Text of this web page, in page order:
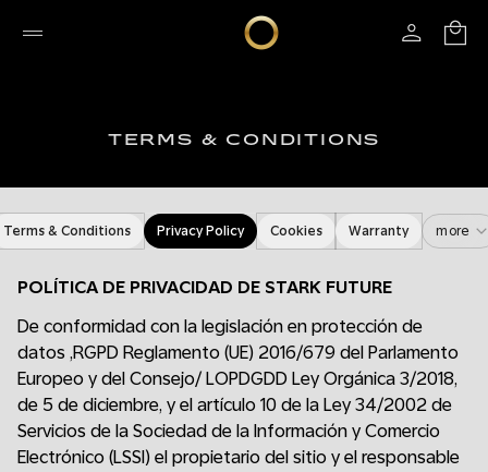
TERMS & CONDITIONS
Terms & Conditions Privacy Policy Cookies Warranty more
POLÍTICA DE PRIVACIDAD DE STARK FUTURE
De conformidad con la legislación en protección de
datos ,RGPD Reglamento (UE) 2016/679 del Parlamento
Europeo y del Consejo/ LOPDGDD Ley Orgánica 3/2018,
de 5 de diciembre, y el artículo 10 de la Ley 34/2002 de
Servicios de la Sociedad de la Información y Comercio
Electrónico (LSSI) el propietario del sitio y el responsable